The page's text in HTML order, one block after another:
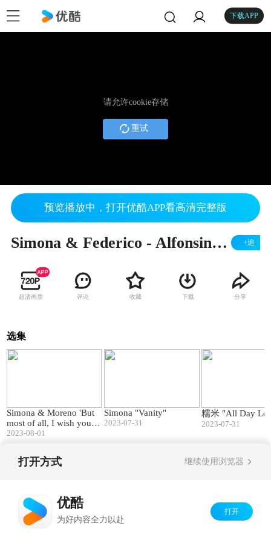
下载APP
请允许cookie存储
重试
预览播放中，打开优酷APP看高清完整版
Simona & Federico - Alfonsina y el Mar +追
超清画质 评论 收藏 下载 分享
选集
Simona & Moreno 'But
most of all, I wish you lo
ve'
2023-08-01
Simona "Vanity"
2023-07-31
糯米 "All Day
2023-07-31
打开方式 继续使用浏览器
优酷
为好内容全力以赴
打开